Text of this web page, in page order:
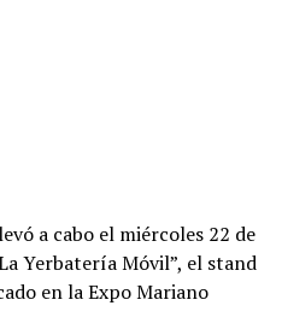
a cabo el miércoles 22 de
Yerbatería Móvil”, el stand
en la Expo Mariano